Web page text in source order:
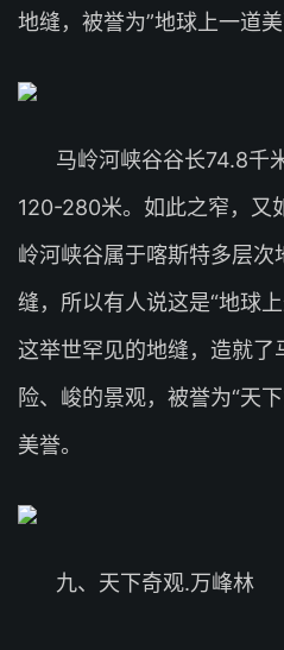
地缝，被誉为”地球上一道美
马岭河峡谷谷长74.8千
120-280米。如此之窄，又
岭河峡谷属于喀斯特多层
缝，所以有人说这是“地球
这举世罕见的地缝，造就了
险、峻的景观，被誉为“天
美誉。
九、天下奇观.万峰林